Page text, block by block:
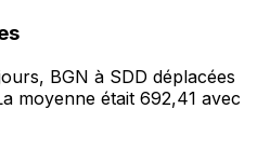
BGN à SDD déplacées
moyenne était 692,41 avec